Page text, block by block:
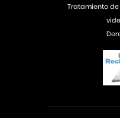
Tratamiento